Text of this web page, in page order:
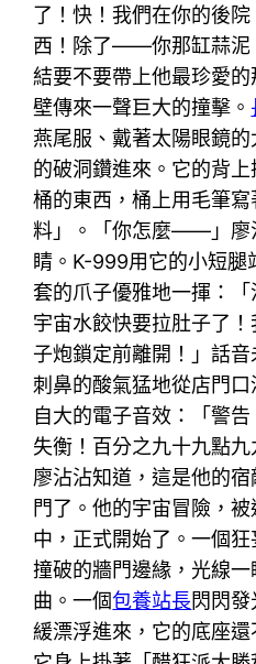
了！快！我們在你的後
西！除了——你那缸蒜泥
結要不要帶上他最珍愛
壁傳來一聲巨大的撞擊。
燕尾服、戴著太陽眼鏡
的破洞鑽進來。它的背
桶的東西，桶上用毛筆
料」。「你怎麼——」廖
睛。K-999用它的小短腿
套的爪子優雅地一揮：「
宇宙水餃快要拉肚子了
子炮鎖定前離開！」話音
刺鼻的酸氣猛地從店門
自大的電子音效：「警
失衡！百分之九十九點九
廖沾沾知道，這是他的
門了。他的宇宙冒險，
中，正式開始了。一個
撞破的牆門邊緣，光線
曲。一個包養站長閃閃
緩漂浮進來，它的底座還